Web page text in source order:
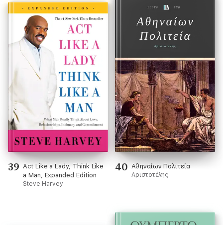
39 Act Like a Lady, Think Like
a Man, Expanded Edition
Steve Harvey
40 Αθηναίων Πολιτεία
Αριστοτέλης